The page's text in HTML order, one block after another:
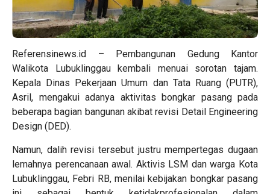
Referensinews.id – Pembangunan Gedung Kantor
Walikota Lubuklinggau kembali menuai sorotan tajam.
Kepala Dinas Pekerjaan Umum dan Tata Ruang (PUTR),
Asril, mengakui adanya aktivitas bongkar pasang pada
beberapa bagian bangunan akibat revisi Detail Engineering
Design (DED).
Namun, dalih revisi tersebut justru mempertegas dugaan
lemahnya perencanaan awal. Aktivis LSM dan warga Kota
Lubuklinggau, Febri RB, menilai kebijakan bongkar pasang